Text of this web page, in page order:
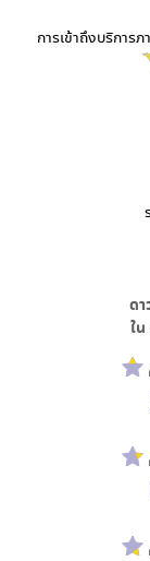
การเข้าถึงบริการภ
ด
ใน